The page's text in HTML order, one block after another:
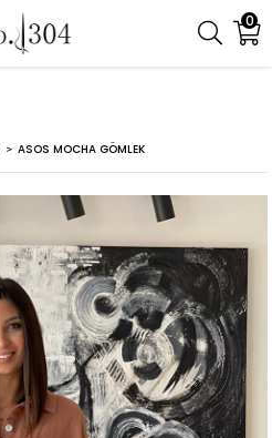
0
ASOS MOCHA GÖMLEK